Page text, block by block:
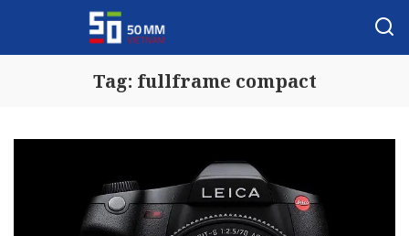
Tag: fullframe compact